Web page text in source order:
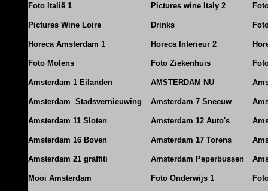
Foto Italië 1 Pictures wine Italy 2
Pictures Wine Loire Drinks
Horeca Amsterdam 1 Horeca Interieur 2
Foto Molens Foto Ziekenhuis
Amsterdam 1 Eilanden AMSTERDAM NU
Amsterdam Stadsvernieuwing Amsterdam 7 Sneeuw
Amsterdam 11 Sloten Amsterdam 12 Auto's
Amsterdam 16 Boven Amsterdam 17 Torens
Amsterdam 21 graffiti Amsterdam Peperbussen
Mooi Amsterdam Foto Onderwijs 1